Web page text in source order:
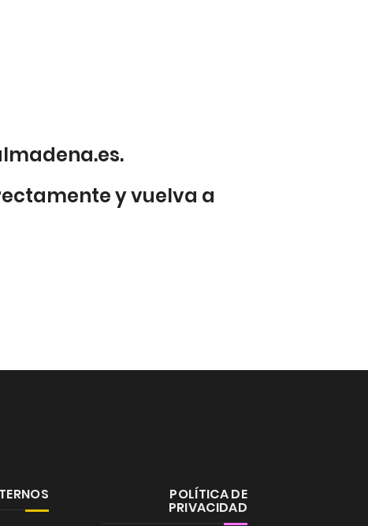
y vuelva a
POLÍTICA DE
PRIVACIDAD